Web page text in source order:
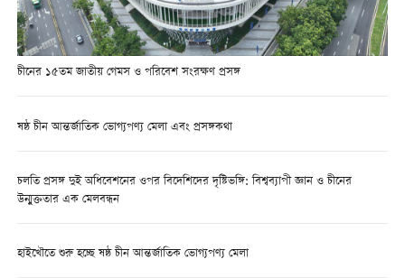
চীনের ১৫তম জাতীয় গেমস ও পরিবেশ সংরক্ষণ প্রসঙ্গ
ষষ্ঠ চীন আন্তর্জাতিক ভোগ্যপণ্য মেলা এবং প্রসঙ্গকথা
চলতি প্রসঙ্গ দুই অধিবেশনের ওপর বিদেশিদের দৃষ্টিভঙ্গি: বিশ্বব্যাপী জ্ঞান ও চীনের
উন্মুক্ততার এক মেলবন্ধন
হাইখৌতে শুরু হচ্ছে ষষ্ঠ চীন আন্তর্জাতিক ভোগ্যপণ্য মেলা